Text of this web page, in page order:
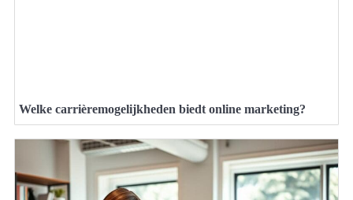
Welke carrièremogelijkheden biedt online marketing?